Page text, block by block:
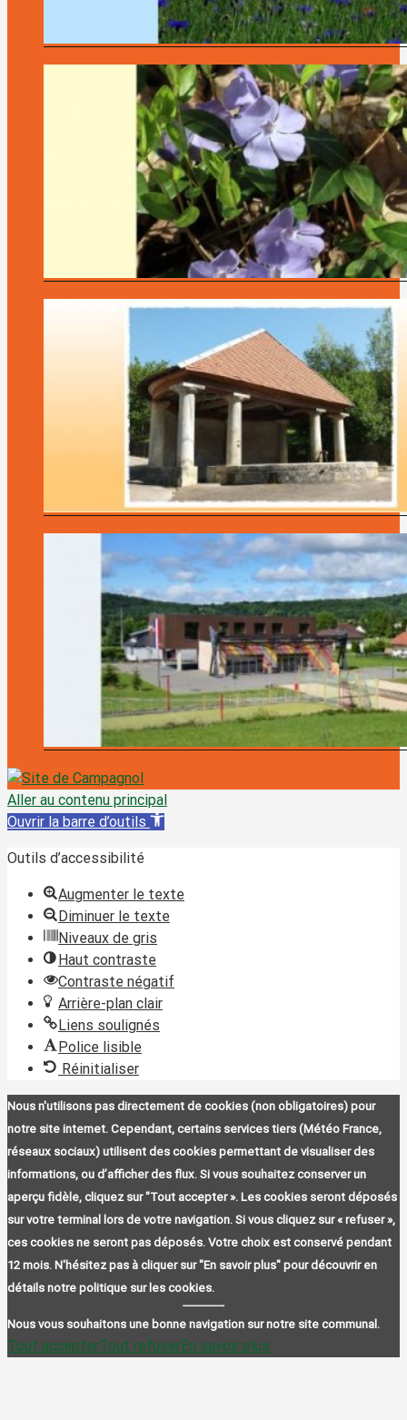
Aller au contenu principal
Ouvrir la barre d’outils
Outils d’accessibilité
Augmenter le texte
Diminuer le texte
Niveaux de gris
Haut contraste
Contraste négatif
Arrière-plan clair
Liens soulignés
Police lisible
Réinitialiser
Nous n'utilisons pas directement de cookies (non obligatoires) pour
notre site internet. Cependant, certains services tiers (Météo France,
réseaux sociaux) utilisent des cookies permettant de visualiser des
informations, ou d’afficher des flux. Si vous souhaitez conserver un
aperçu fidèle, cliquez sur "Tout accepter ». Les cookies seront déposés
sur votre terminal lors de votre navigation. Si vous cliquez sur « refuser »,
ces cookies ne seront pas déposés. Votre choix est conservé pendant
12 mois. N'hésitez pas à cliquer sur "En savoir plus" pour découvrir en
détails notre politique sur les cookies.
Nous vous souhaitons une bonne navigation sur notre site communal.
Tout accepterTout refuserEn savoir plus